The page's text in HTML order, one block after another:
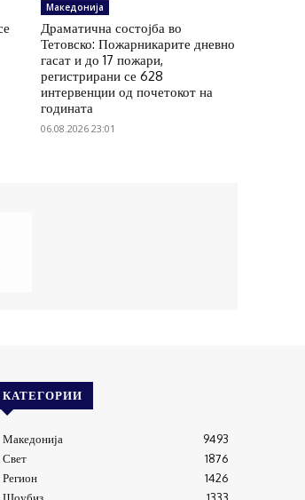
Македонија
Драматична состојба во
Тетовско: Пожарникарите дневно
гасат и до 17 пожари,
регистрирани се 628
интервенции од почетокот на
годината
06.08.2026 23:01
КАТЕГОРИИ
Македонија
9493
Свет
1876
Регион
1426